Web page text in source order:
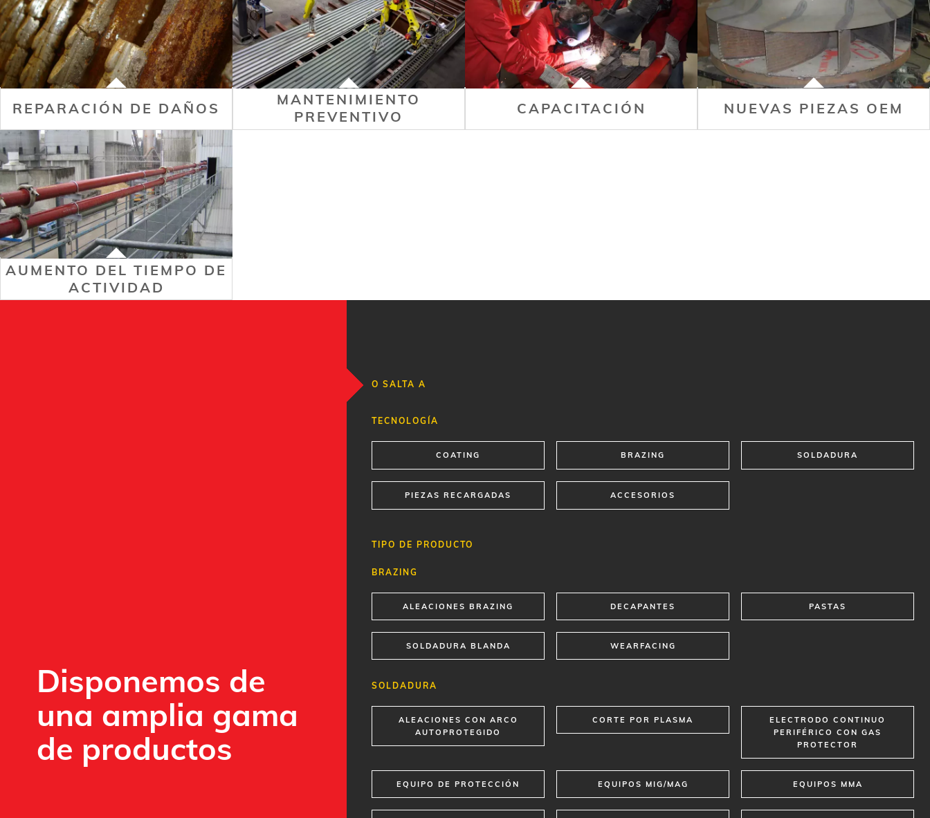
REPARACIÓN DE DAÑOS
MANTENIMIENTO
PREVENTIVO
CAPACITACIÓN NUEVAS PIEZAS OEM
AUMENTO DEL TIEMPO DE
ACTIVIDAD
Disponemos de
una amplia gama
de productos
O SALTA A
TECNOLOGÍA
COATING BRAZING SOLDADURA
PIEZAS RECARGADAS ACCESORIOS
TIPO DE PRODUCTO
BRAZING
ALEACIONES BRAZING DECAPANTES PASTAS
SOLDADURA BLANDA WEARFACING
SOLDADURA
ALEACIONES CON ARCO
AUTOPROTEGIDO
CORTE POR PLASMA
ELECTRODO CONTINUO
PERIFÉRICO CON GAS
PROTECTOR
EQUIPO DE PROTECCIÓN EQUIPOS MIG/MAG EQUIPOS MMA